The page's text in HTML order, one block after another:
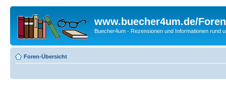
www.buecher4um.de/Foren
Buecher4um - Rezensionen und Informationen rund
Foren-Übersicht